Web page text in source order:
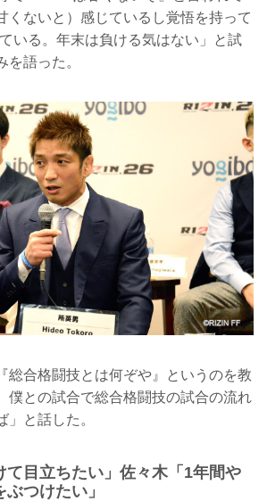
くないと）感じているし覚悟を持って
いる。年末は負ける気はない」と試
を語った。
総合格闘技とは何ぞや』というのを教
僕との試合で総合格闘技の試合の流れ
」と話した。
て目立ちたい」佐々木「1年間や
つけたい」